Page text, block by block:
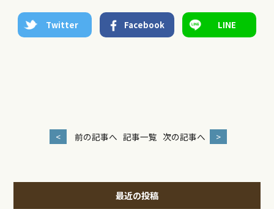
Twitter Facebook LINE
< 前の記事へ 記事一覧 次の記事へ >
最近の投稿